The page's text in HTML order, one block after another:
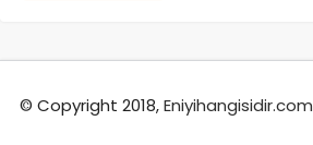
© Copyright 2018,Eniyihangisidir.com